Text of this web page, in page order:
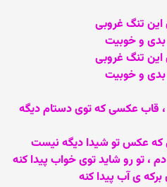
تنگ غروبی
و خوبیت
تنگ غروبی
و خوبیت
عکسی که توی دستام دیگه
که عکس تو شیدا دیگه نیست
تو رو شاید توی خواب پیدا کنه
ی آب پیدا کنه